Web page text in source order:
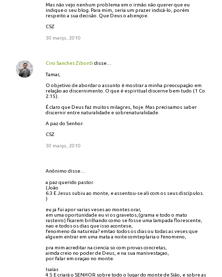
Mas não vejo nenhum problema em o irmão não querer que eu
indique o seu blog. Para mim, seria um prazer indicá-lo, porém
respeito a sua decisão. Que Deus o abençoe.
CSZ
30 março, 2010
Ciro Sanches Zibordi disse…
Tamar,
O objetivo de abordar o assunto é mostrar a minha preocupação em
relação ao discernimento. O que é espiritual discerne bem tudo (1 Co
2.15).
É claro que Deus faz muitos milagres, hoje. Mas precisamos saber
discernir entre naturalidade e sobrenaturalidade.
A paz do Senhor.
CSZ
30 março, 2010
Anônimo disse…
a paz querido pastor.
(João
6:3 E Jesus subiu ao monte, e assentou-se ali com os seus discípulos.
)
eu ja fui apor varias veses ao montes orar,
em uma oportunidade eu vi os gravetos,(grama e todo o mato
rasteiro) ficarem brilhando como se fosse uma lampada florescente,
nao e todos os dias que isso acontese,
fenomeno da natureza? emtao todos os dias ou todas as veses que
alguem entrar em uma mata a noite comteplaria o fenomeno,
pra mim acreditar na ciencia so com provas concretas,
aimda creio no poder de Deus, e na sua manivestaçao,
por falar em oraçao no monte.
Isaías
4:5 E criará o SENHOR sobre todo o lugar do monte de Sião, e sobre as